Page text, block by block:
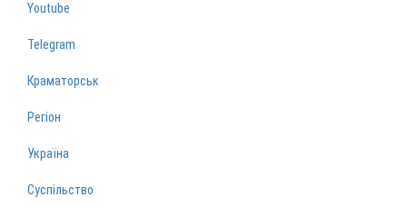
Youtube
Telegram
Краматорськ
Регіон
Україна
Суспільство